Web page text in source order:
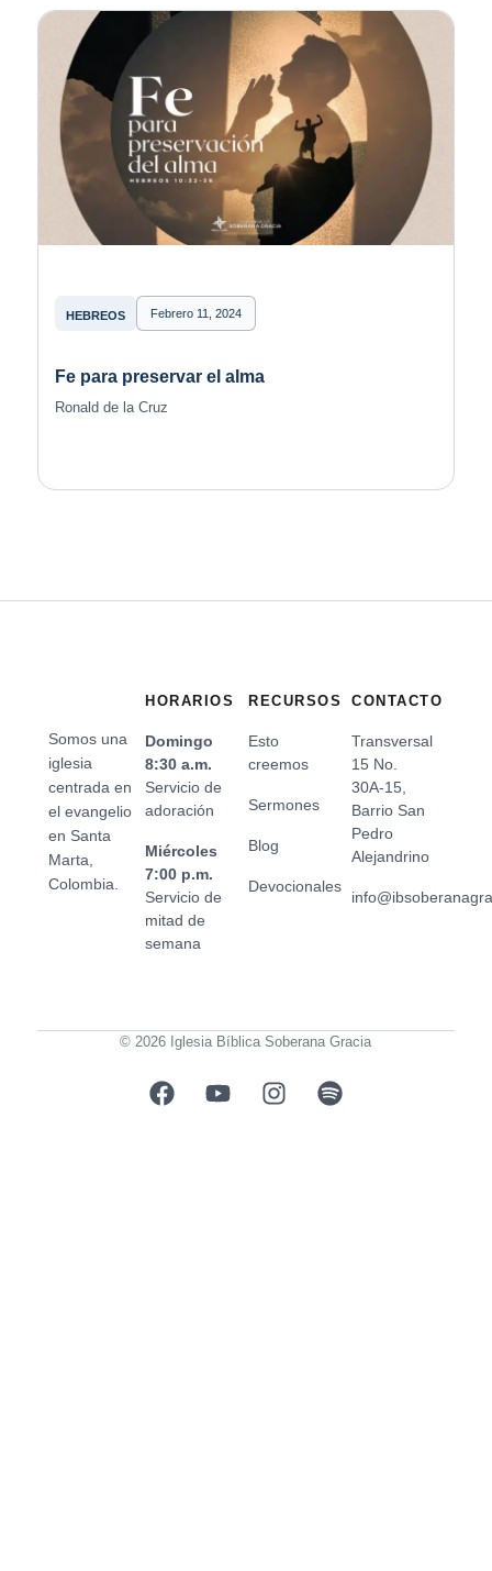
HEBREOS Febrero 11, 2024
Fe para preservar el alma
Ronald de la Cruz
Somos una
iglesia
centrada en
el evangelio
en Santa
Marta,
Colombia.
HORARIOS
Domingo
8:30 a.m.
Servicio de
adoración
Miércoles
7:00 p.m.
Servicio de
mitad de
semana
RECURSOS
Esto
creemos
Sermones
Blog
Devocionales
CONTACTO
Transversal
15 No.
30A-15,
Barrio San
Pedro
Alejandrino
© 2026 Iglesia Bíblica Soberana Gracia